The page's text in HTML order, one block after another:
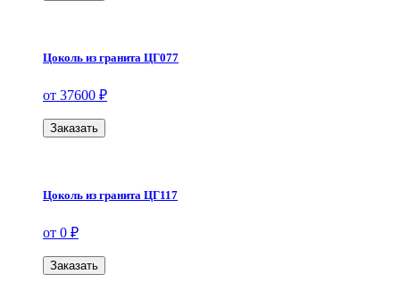
Цоколь из гранита ЦГ077
от 37600 ₽
Заказать
Цоколь из гранита ЦГ117
от 0 ₽
Заказать